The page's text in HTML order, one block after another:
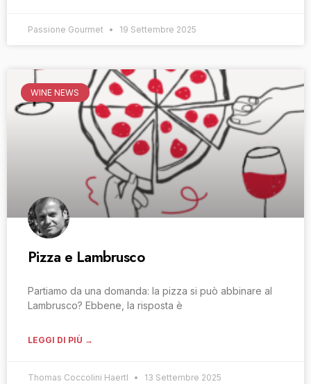
Passione Gourmet 19 Settembre 2025
WINE NEWS
Pizza e Lambrusco
Partiamo da una domanda: la pizza si può abbinare al
Lambrusco? Ebbene, la risposta è
LEGGI DI PIÙ →
Thomas Coccolini Haertl 13 Settembre 2025